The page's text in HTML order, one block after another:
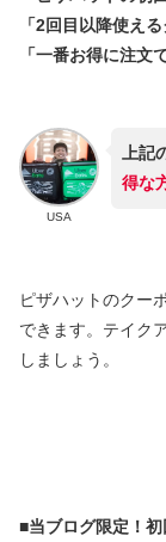
「2回目以降使え
「一番お得に注文
USA
上
得な
ピザハットのクー
できます。 テイク
しましょう。
■当ブログ限定！初